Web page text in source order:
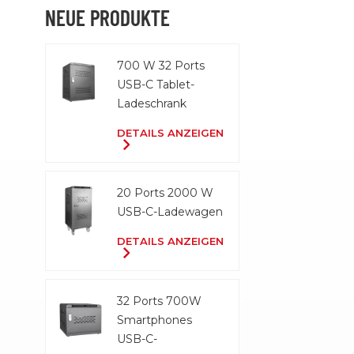
NEUE PRODUKTE
700 W 32 Ports
USB-C Tablet-
Ladeschrank
DETAILS ANZEIGEN
20 Ports 2000 W
USB-C-Ladewagen
DETAILS ANZEIGEN
32 Ports 700W
Smartphones
USB-C-